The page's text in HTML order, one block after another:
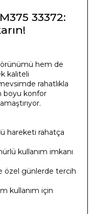
33372:
hem de
kaliteli
rahatlıkla
boyu konfor
hareketi rahatça
kullanım imkanı
özel günlerde tercih
kullanım için